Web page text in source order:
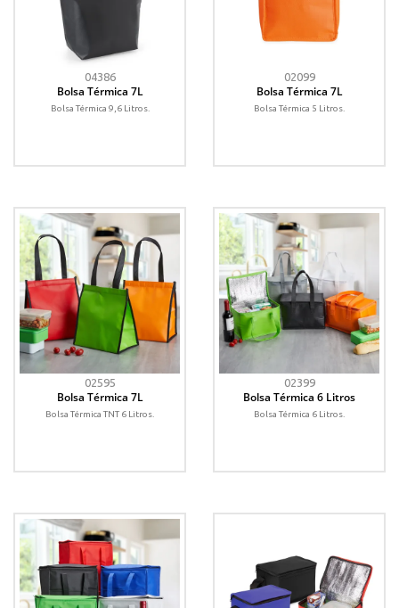
04386
Bolsa Térmica 7L
Bolsa Térmica 9,6 Litros.
02099
Bolsa Térmica 7L
Bolsa Térmica 5 Litros.
02595
Bolsa Térmica 7L
Bolsa Térmica TNT 6 Litros.
02399
Bolsa Térmica 6 Litros
Bolsa Térmica 6 Litros.